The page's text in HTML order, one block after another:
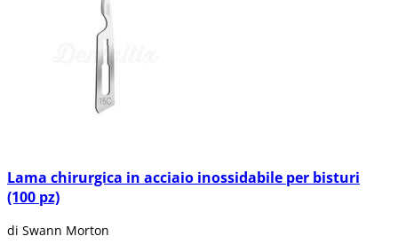
Lama chirurgica in acciaio inossidabile per bisturi
(100 pz)
di Swann Morton